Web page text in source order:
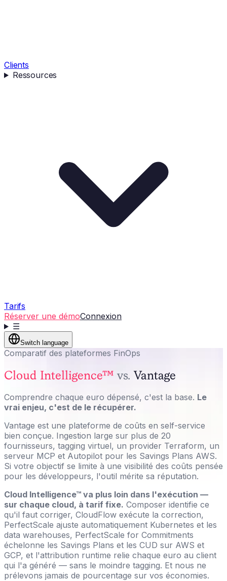
Clients
Ressources
Tarifs
Réserver une démoConnexion
☰
Switch language
Comparatif des plateformes FinOps
Cloud Intelligence™ vs. Vantage
Comprendre chaque euro dépensé, c'est la base. Le
vrai enjeu, c'est de le récupérer.
Vantage est une plateforme de coûts en self-service
bien conçue. Ingestion large sur plus de 20
fournisseurs, tagging virtuel, un provider Terraform, un
serveur MCP et Autopilot pour les Savings Plans AWS.
Si votre objectif se limite à une visibilité des coûts pensée
pour les développeurs, l'outil mérite sa réputation.
Cloud Intelligence™ va plus loin dans l'exécution —
sur chaque cloud, à tarif fixe. Composer identifie ce
qu'il faut corriger, CloudFlow exécute la correction,
PerfectScale ajuste automatiquement Kubernetes et les
data warehouses, PerfectScale for Commitments
échelonne les Savings Plans et les CUD sur AWS et
GCP, et l'attribution runtime relie chaque euro au client
qui l'a généré — sans le moindre tagging. Et nous ne
prélevons jamais de pourcentage sur vos économies.